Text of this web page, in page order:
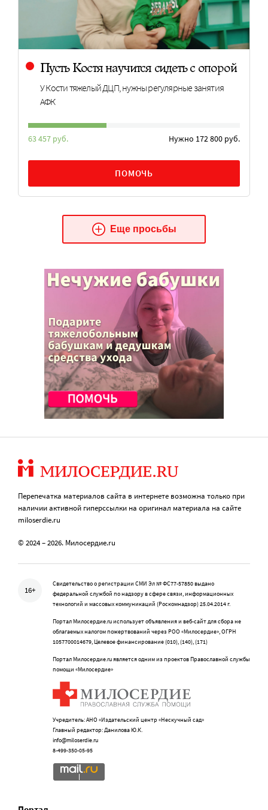
Пусть Костя научится сидеть с опорой
У Кости тяжелый ДЦП, нужны регулярные занятия
АФК
63 457 руб. Нужно 172 800 руб.
ПОМОЧЬ
Еще просьбы
Перепечатка материалов сайта в интернете возможна только при
наличии активной гиперссылки на оригинал материала на сайте
miloserdie.ru
© 2024 – 2026. Милосердие.ru
16+
Свидетельство о регистрации СМИ Эл № ФС77-57850 выдано
федеральной службой по надзору в сфере связи, информационных
технологий и массовых коммуникаций (Роскомнадзор) 25.04.2014 г.
Портал Милосердие.ru использует объявления и веб-сайт для сбора не
облагаемых налогом пожертвований через РОО «Милосердие», ОГРН
1057700014679, Целевое финансирование (010), (140), (171)
Портал Милосердие.ru является одним из проектов Православной службы
помощи «Милосердие»
Учредитель: АНО «Издательский центр «Нескучный сад»
Главный редактор: Данилова Ю.К.
info@miloserdie.ru
8-499-350-05-95